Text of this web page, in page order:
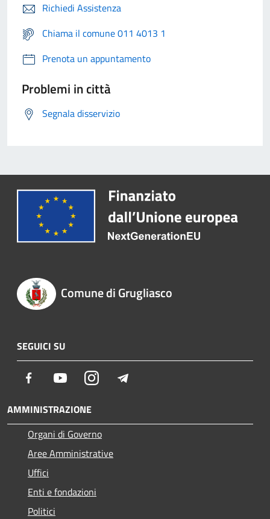
Richiedi Assistenza
Chiama il comune 011 4013 1
Prenota un appuntamento
Problemi in città
Segnala disservizio
Comune di Grugliasco
SEGUICI SU
Facebook YoutubeInstagram
AMMINISTRAZIONE
Organi di Governo
Aree Amministrative
Uffici
Enti e fondazioni
Politici